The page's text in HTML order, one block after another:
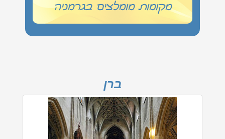
מקומות מומלצים בגרמניה
ברן